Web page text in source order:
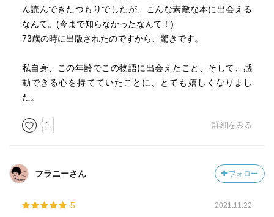
ん読んできたつもりでしたが、こんな素敵な本に出会える
なんて。(今まで知らなかったなんて！)
73歳の時に出版されたのですから、驚きです。
私自身、この年齢でこの物語に出会えたこと、そして、感
動できる心を持てていたことに、とても嬉しくなりまし
た。
1 詳細をみる
フラニーさん フォロー
5 2021.11.22